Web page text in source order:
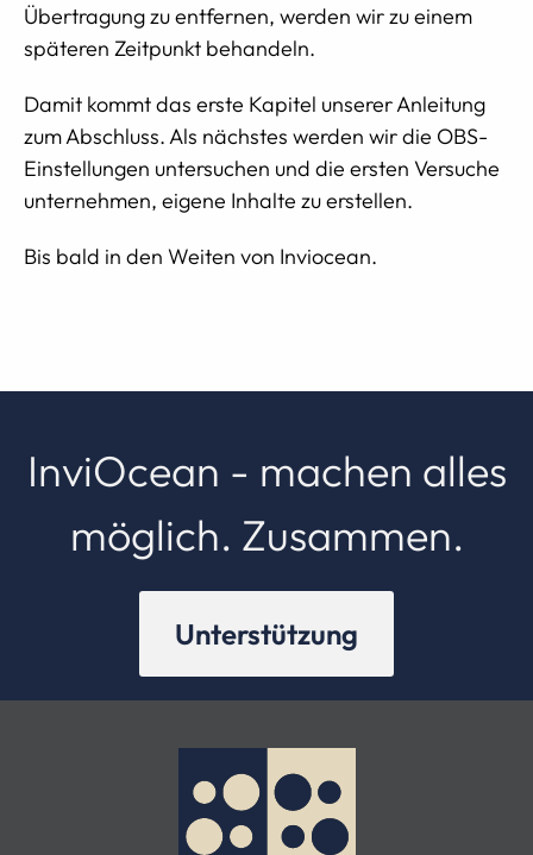
Übertragung zu entfernen, werden wir zu einem
späteren Zeitpunkt behandeln.
Damit kommt das erste Kapitel unserer Anleitung
zum Abschluss. Als nächstes werden wir die OBS-
Einstellungen untersuchen und die ersten Versuche
unternehmen, eigene Inhalte zu erstellen.
Bis bald in den Weiten von Inviocean.
InviOcean - machen alles
möglich. Zusammen.
Unterstützung